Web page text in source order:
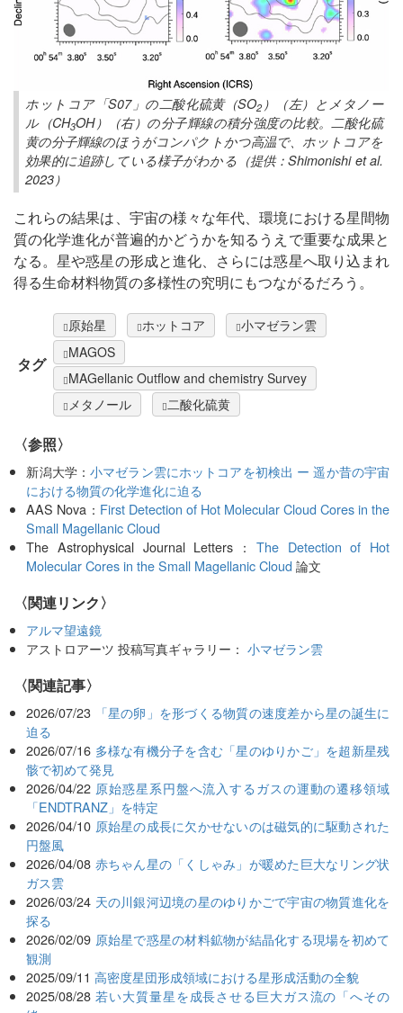
ホットコア「S07」の二酸化硫黄（SO2 ）（左）とメタノー
ル（CH3OH）（右）の分子輝線の積分強度の比較。二酸化硫
黄の分子輝線のほうがコンパクトかつ高温で、ホットコアを
効果的に追跡している様子がわかる（提供：Shimonishi et al.
2023）
これらの結果は、宇宙の様々な年代、環境における星間物
質の化学進化が普遍的かどうかを知るうえで重要な成果と
なる。星や惑星の形成と進化、さらには惑星へ取り込まれ
得る生命材料物質の多様性の究明にもつながるだろう。
タグ
原始星 ホットコア
小マゼラン雲
MAGOS
MAGellanic Outflow and chemistry Survey
メタノール
二酸化硫黄
〈参照〉
新潟大学：小マゼラン雲にホットコアを初検出 ー 遥か昔の宇宙
における物質の化学進化に迫る
AAS Nova： First Detection of Hot Molecular Cloud Cores in the
Small Magellanic Cloud
The Astrophysical Journal Letters： The Detection of Hot
Molecular Cores in the Small Magellanic Cloud 論文
〈関連リンク〉
アルマ望遠鏡
アストロアーツ 投稿写真ギャラリー：小マゼラン雲
関連記事
2026/07/23
「星の卵」を形づくる物質の速度差から星の誕生に
迫る
2026/07/16 多様な有機分子を含む「星のゆりかご」を超新星残
骸で初めて発見
2026/04/22 原始惑星系円盤へ流入するガスの運動の遷移領域
「ENDTRANZ」を特定
2026/04/10 原始星の成長に欠かせないのは磁気的に駆動された
円盤風
2026/04/08 赤ちゃん星の「くしゃみ」が暖めた巨大なリング状
ガス雲
2026/03/24 天の川銀河辺境の星のゆりかごで宇宙の物質進化を
探る
2026/02/09 原始星で惑星の材料鉱物が結晶化する現場を初めて
観測
2025/09/11 高密度星団形成領域における星形成活動の全貌
2025/08/28 若い大質量星を成長させる巨大ガス流の「へその